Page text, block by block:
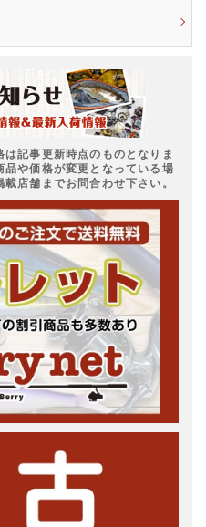
記事更新時点のものとなりま
や価格が変更となっている場
店舗までお問合わせ下さい。